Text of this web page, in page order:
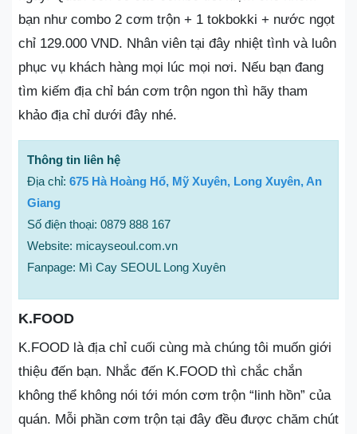
bạn như combo 2 cơm trộn + 1 tokbokki + nước ngọt
chỉ 129.000 VND. Nhân viên tại đây nhiệt tình và luôn
phục vụ khách hàng mọi lúc mọi nơi. Nếu bạn đang
tìm kiếm địa chỉ bán cơm trộn ngon thì hãy tham
khảo địa chỉ dưới đây nhé.
Thông tin liên hệ
Địa chỉ: 675 Hà Hoàng Hổ, Mỹ Xuyên, Long Xuyên, An
Giang
Số điện thoại: 0879 888 167
Website: micayseoul.com.vn
Fanpage: Mì Cay SEOUL Long Xuyên
K.FOOD
K.FOOD là địa chỉ cuối cùng mà chúng tôi muốn giới
thiệu đến bạn. Nhắc đến K.FOOD thì chắc chắn
không thể không nói tới món cơm trộn “linh hồn” của
quán. Mỗi phần cơm trộn tại đây đều được chăm chút